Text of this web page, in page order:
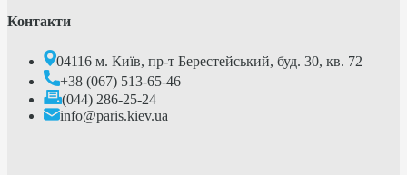
Контакти
04116 м. Київ, пр-т Берестейський, буд. 30, кв. 72
+38 (067) 513-65-46
(044) 286-25-24
info@paris.kiev.ua